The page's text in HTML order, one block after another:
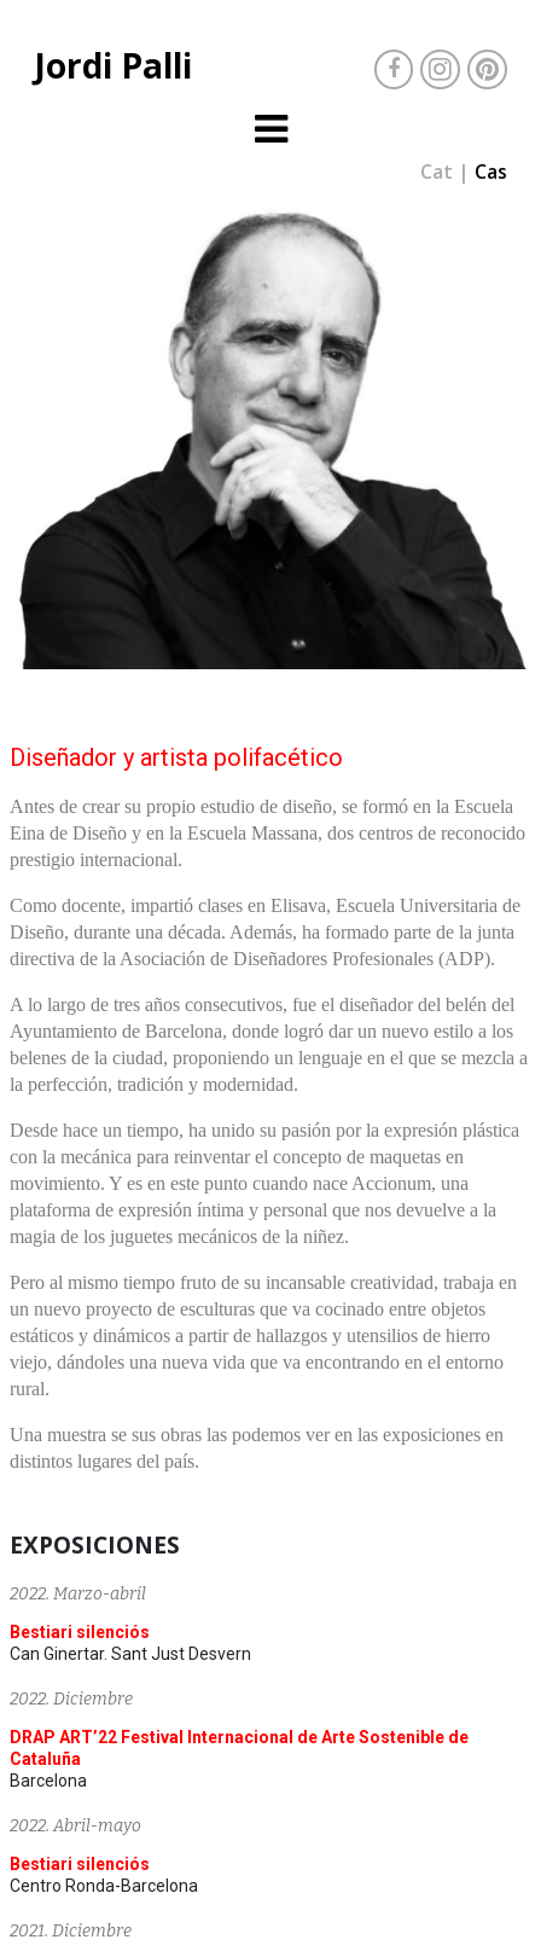
Jordi Palli
Cat Cas
Diseñador y artista polifacético
Antes de crear su propio estudio de diseño, se formó en la Escuela
Eina de Diseño y en la Escuela Massana, dos centros de reconocido
prestigio internacional.
Como docente, impartió clases en Elisava, Escuela Universitaria de
Diseño, durante una década. Además, ha formado parte de la junta
directiva de la Asociación de Diseñadores Profesionales (ADP).
A lo largo de tres años consecutivos, fue el diseñador del belén del
Ayuntamiento de Barcelona, donde logró dar un nuevo estilo a los
belenes de la ciudad, proponiendo un lenguaje en el que se mezcla a
la perfección, tradición y modernidad.
Desde hace un tiempo, ha unido su pasión por la expresión plástica
con la mecánica para reinventar el concepto de maquetas en
movimiento. Y es en este punto cuando nace Accionum, una
plataforma de expresión íntima y personal que nos devuelve a la
magia de los juguetes mecánicos de la niñez.
Pero al mismo tiempo fruto de su incansable creatividad, trabaja en
un nuevo proyecto de esculturas que va cocinado entre objetos
estáticos y dinámicos a partir de hallazgos y utensilios de hierro
viejo, dándoles una nueva vida que va encontrando en el entorno
rural.
Una muestra se sus obras las podemos ver en las exposiciones en
distintos lugares del país.
EXPOSICIONES
2022. Marzo-abril
Bestiari silenciós
Can Ginertar. Sant Just Desvern
2022. Diciembre
DRAP ART’22 Festival Internacional de Arte Sostenible de
Cataluña
Barcelona
2022. Abril-mayo
Bestiari silenciós
Centro Ronda-Barcelona
2021. Diciembre